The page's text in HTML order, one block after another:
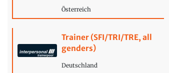
Österreich
Trainer (SFI/TRI/TRE, all
genders)
Deutschland